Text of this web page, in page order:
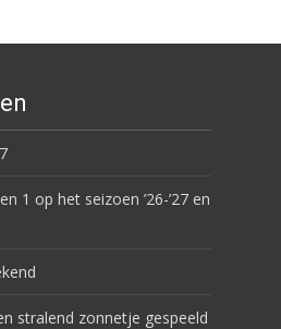
1 op het seizoen ’26-’27 en
stralend zonnetje gespeeld